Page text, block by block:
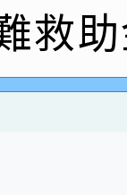
獲教
世
創客佳
救